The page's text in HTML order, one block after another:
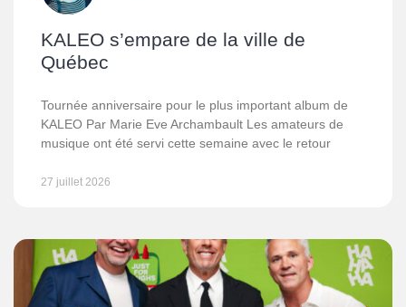
KALEO s’empare de la ville de
Québec
Tournée anniversaire pour le plus important album de
KALEO Par Marie Eve Archambault Les amateurs de
musique ont été servi cette semaine avec le retour
27 juillet 2026